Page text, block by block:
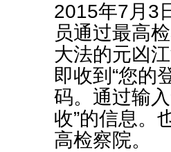
2015年7月3
员通过最高
大法的元凶
即收到“您的
码。通过输
收”的信息。
高检察院。